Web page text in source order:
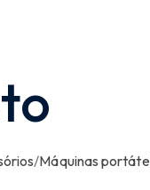
/Máquinas